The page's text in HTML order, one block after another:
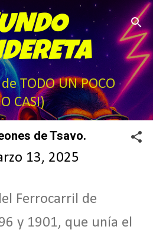
principal
TODO UN POCO
CASI)
de Tsavo.
13, 2025
Ferrocarril de
y 1901, que unía el